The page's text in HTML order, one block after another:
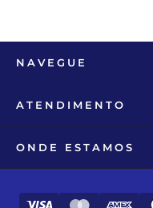
NAVEGUE
ATENDIMENTO
ONDE ESTAMOS